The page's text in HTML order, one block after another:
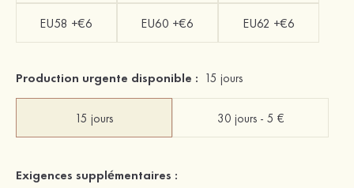
EU58 +€6 EU60 +€6 EU62 +€6
Production urgente disponible : 15 jours
15 jours 30 jours - 5 €
Exigences supplémentaires :